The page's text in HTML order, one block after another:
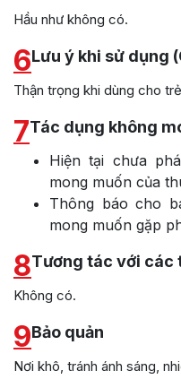
Hầu như không có.
6Lưu ý khi sử dụng
Thận trọng khi dùng cho
7Tác dụng không
Hiện tại chưa
mong muốn của
Thông báo cho
mong muốn gặp
8Tương tác với các
Không có.
9Bảo quản
Nơi khô, tránh ánh sáng,